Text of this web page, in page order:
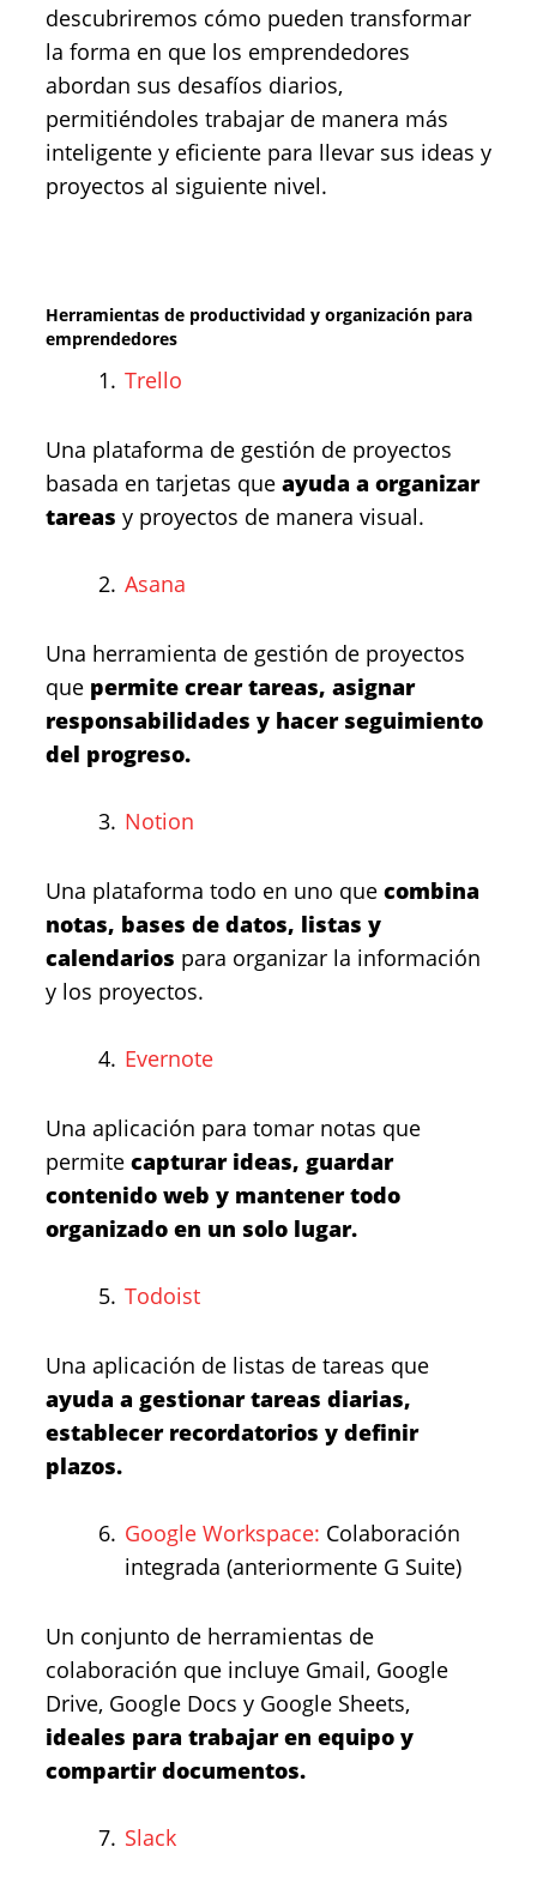
descubriremos cómo pueden transformar
la forma en que los emprendedores
abordan sus desafíos diarios,
permitiéndoles trabajar de manera más
inteligente y eficiente para llevar sus ideas y
proyectos al siguiente nivel.
Herramientas de productividad y organización para
emprendedores
Trello
Una plataforma de gestión de proyectos
basada en tarjetas que ayuda a organizar
tareas y proyectos de manera visual.
Asana
Una herramienta de gestión de proyectos
que permite crear tareas, asignar
responsabilidades y hacer seguimiento
del progreso.
Notion
Una plataforma todo en uno que combina
notas, bases de datos, listas y
calendarios para organizar la información
y los proyectos.
Evernote
Una aplicación para tomar notas que
permite capturar ideas, guardar
contenido web y mantener todo
organizado en un solo lugar.
Todoist
Una aplicación de listas de tareas que
ayuda a gestionar tareas diarias,
establecer recordatorios y definir
plazos.
Google Workspace: Colaboración
integrada (anteriormente G Suite)
Un conjunto de herramientas de
colaboración que incluye Gmail, Google
Drive, Google Docs y Google Sheets,
ideales para trabajar en equipo y
compartir documentos.
Slack